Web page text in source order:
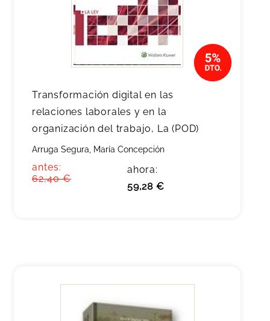
Transformación digital en las
relaciones laborales y en la
organización del trabajo, La (POD)
Arruga Segura, María Concepción
antes:
62,40 €
ahora:
59,28 €